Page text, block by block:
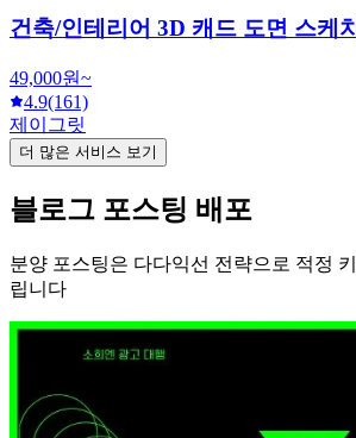
건축/인테리어 3D 캐드 도면 스케
49,000원~
4.9(161)
제이그릿
더 많은 서비스 보기
블로그 포스팅 배포
분양 포스팅은 다다익선 전략으로 적정
립니다